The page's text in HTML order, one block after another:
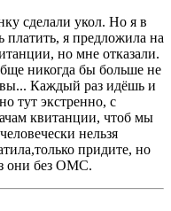
сделали укол. Но я в
я предложила на
но мне отказали.
никогда бы больше не
Каждый раз идёшь и
тут экстренно, с
квитанции, чтоб мы
нельзя
придите, но
они без ОМС.